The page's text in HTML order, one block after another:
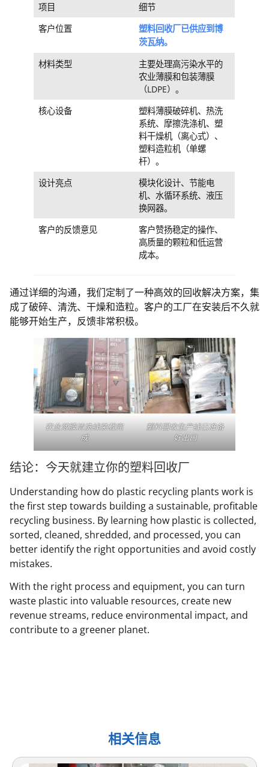
项目
细节
客户位置
塑料回收厂已供应到博
茨瓦纳。
材料类型
主要处理高污染水平的
农业薄膜和包装薄膜
（LDPE）。
核心设备
塑料薄膜破碎机、热洗
系统、摩擦洗涤机、塑
料干燥机（离心式）、
塑料造粒机（单螺
杆）。
设计亮点
模块化设计、节能电
机、水循环系统、液压
换网器。
客户的反馈意见
客户赞扬稳定的操作、
高质量的颗粒和低运营
成本。
通过详细的沟通，我们定制了一种高效的回收解决方案，集
成了破碎、清洗、干燥和造粒。客户的工厂在安装后不久就
能够开始生产，反馈非常积极。
农业薄膜清洗线装载完
成
塑料回收生产线已准备
好出口
结论：今天就建立你的塑料回收厂
Understanding how do plastic recycling plants work is
the first step towards building a sustainable, profitable
recycling business. By learning how plastic is collected,
sorted, cleaned, shredded, and processed, you can
better identify the right opportunities and avoid costly
mistakes.
With the right process and equipment, you can turn
waste plastic into valuable resources, create new
revenue streams, reduce environmental impact, and
contribute to a greener planet.
相关信息